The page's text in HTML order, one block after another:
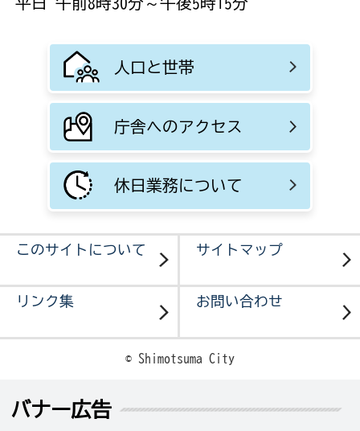
人口と世帯
庁舎へのアクセス
休日業務について
このサイトについて サイトマップ
リンク集 お問い合わせ
© Shimotsuma City
バナー広告